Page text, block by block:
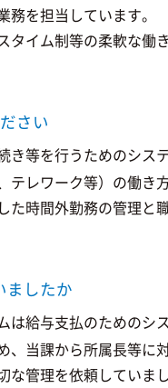
を担当しています。
イム制等の柔軟な働
さい
等を行うためのシス
レワーク等）の働き
時間外勤務の管理と
ましたか
給与支払のためのシ
当課から所属長等に
管理を依頼していま